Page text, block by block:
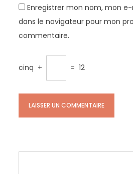
Enregistrer mon nom, mon
dans le navigateur pour mon
commentaire.
cinq + = 12